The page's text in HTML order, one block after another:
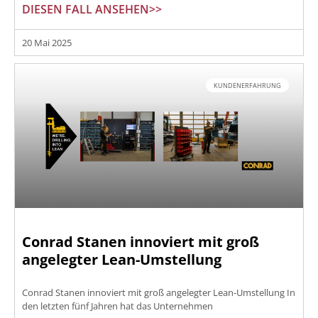
DIESEN FALL ANSEHEN>>
20 Mai 2025
KUNDENERFAHRUNG
Conrad Stanen innoviert mit groß
angelegter Lean-Umstellung
Conrad Stanen innoviert mit groß angelegter Lean-Umstellung In
den letzten fünf Jahren hat das Unternehmen